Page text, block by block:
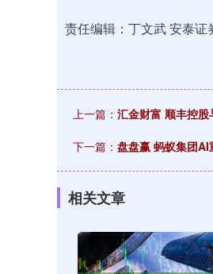
责任编辑：丁文武 安泰证
上一篇： 汇金财富 顺丰控
下一篇： 盘盘赢 蚂蚁集团
相关文章